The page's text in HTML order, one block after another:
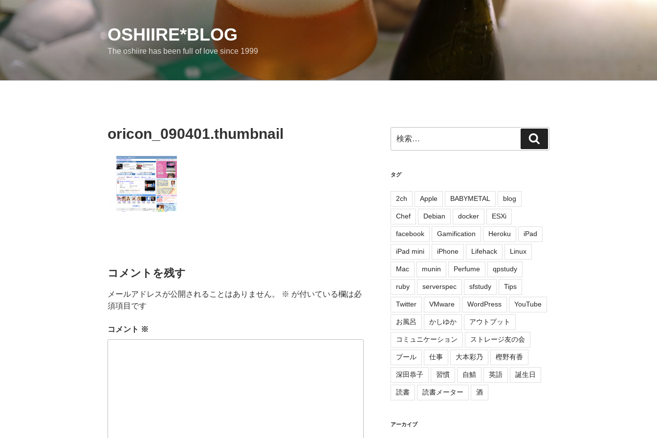
コ
ン
テ
ン
ス
OSHIIRE*BLOG
The oshiire has been full of love since 1999
oricon_090401.thumbnail
コメントを残す
メールアドレスが公開されることはありません。 ※ が付いている欄は必
須項目です
コメント ※
索:
索
タグ
2ch Apple BABYMETAL blog
Chef Debian docker ESXi
facebook Gamification Heroku iPad
iPad mini iPhone Lifehack Linux
Mac munin Perfume qpstudy
ruby serverspec sfstudy Tips
Twitter VMware WordPress YouTube
お風呂 かしゆか アウトプット
コミュニケーション ストレージ友の会
プール 仕事 大本彩乃 樫野有香
深田恭子 習慣 自鯖 英語 誕生日
読書 読書メーター 酒
アーカイブ